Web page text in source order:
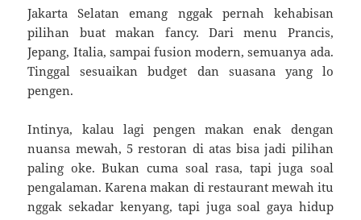
Jakarta Selatan emang nggak pernah kehabisan
pilihan buat makan fancy. Dari menu Prancis,
Jepang, Italia, sampai fusion modern, semuanya ada.
Tinggal sesuaikan budget dan suasana yang lo
pengen.
Intinya, kalau lagi pengen makan enak dengan
nuansa mewah, 5 restoran di atas bisa jadi pilihan
paling oke. Bukan cuma soal rasa, tapi juga soal
pengalaman. Karena makan di restaurant mewah itu
nggak sekadar kenyang, tapi juga soal gaya hidup